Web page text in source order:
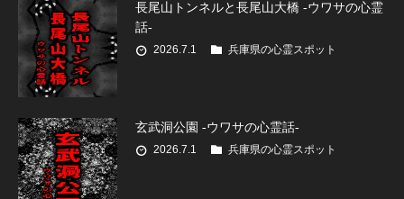
長尾山トンネルと長尾山大橋 -ウワサの心霊
話-
2026.7.1 兵庫県の心霊スポット
玄武洞公園 -ウワサの心霊話-
2026.7.1 兵庫県の心霊スポット